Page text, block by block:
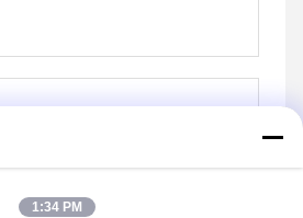
পাঠান
1:34 PM